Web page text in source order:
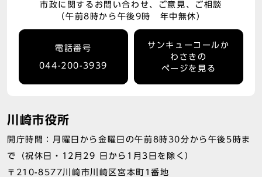
市政に関するお問い合わせ、ご意見、ご相談
（午前8時から午後9時 年中無休）
電話番号
044-200-3939
サンキューコールか
わさきの
ページを見る
川崎市役所
開庁時間：月曜日から金曜日の午前8時30分から午後5時ま
で（祝休日・12月29 日から1月3日を除く）
〒210-8577川崎市川崎区宮本町1番地